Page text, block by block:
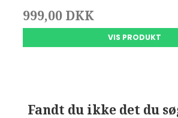
999,00 DKK
VIS PRODUKT
Fandt du ikke det du